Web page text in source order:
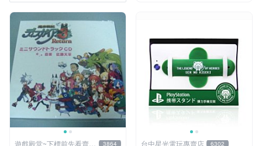
遊戲殿堂~下標前先看賣場 3864 台中星光電玩專賣店 6302